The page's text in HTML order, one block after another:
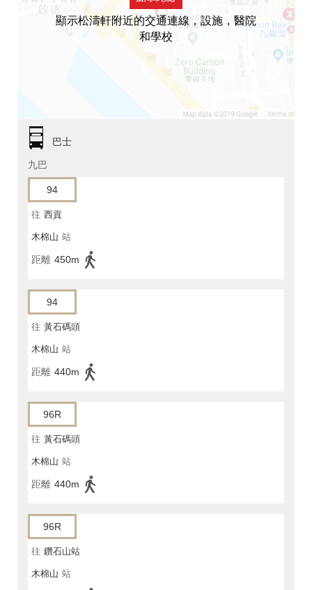
顯示松濤軒附近的交通連線，設施，醫院
和學校
巴士
九巴
94
往 西貢
木棉山 站
距離 450m
94
往 黃石碼頭
木棉山 站
距離 440m
96R
往 黃石碼頭
木棉山 站
距離 440m
96R
往 鑽石山站
木棉山 站